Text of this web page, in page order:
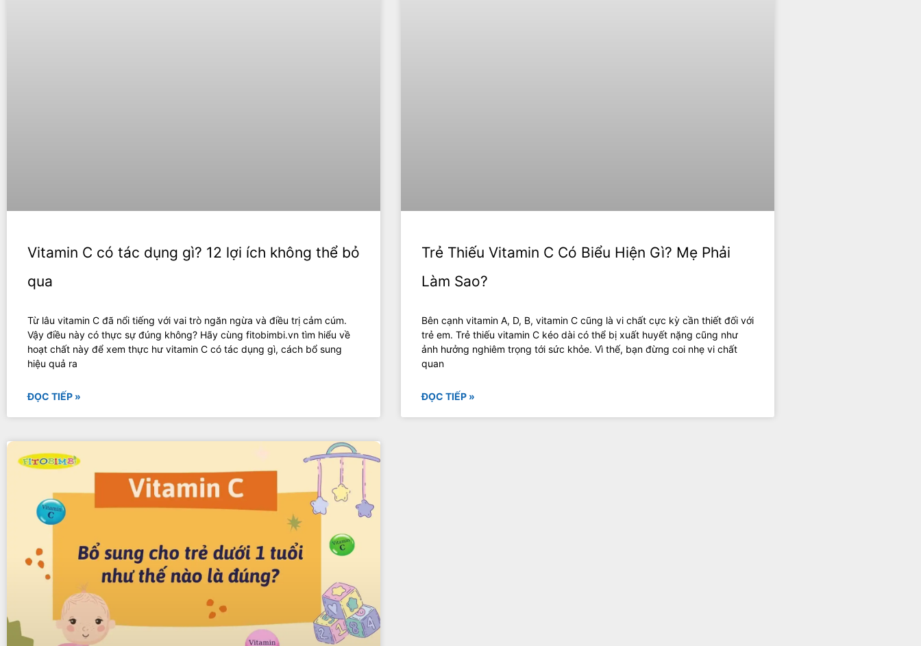
Vitamin C có tác dụng gì? 12 lợi ích không thể bỏ
qua
Từ lâu vitamin C đã nổi tiếng với vai trò ngăn ngừa và điều trị cảm cúm.
Vậy điều này có thực sự đúng không? Hãy cùng fitobimbi.vn tìm hiểu về
hoạt chất này để xem thực hư vitamin C có tác dụng gì, cách bổ sung
hiệu quả ra
ĐỌC TIẾP »
Trẻ Thiếu Vitamin C Có Biểu Hiện Gì? Mẹ Phải
Làm Sao?
Bên cạnh vitamin A, D, B, vitamin C cũng là vi chất cực kỳ cần thiết đối với
trẻ em. Trẻ thiếu vitamin C kéo dài có thể bị xuất huyết nặng cũng như
ảnh hưởng nghiêm trọng tới sức khỏe. Vì thế, bạn đừng coi nhẹ vi chất
quan
ĐỌC TIẾP »